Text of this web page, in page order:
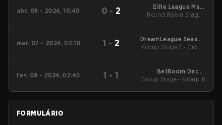
abr. 08 - 2024, 10:40 0 - 2
Elite League Main
Tournament
Round Robin Stage -
mar. 07 - 2024, 02:10 1 - 2
DreamLeague Season
22 Main Event
Group Stage 2 - Group
fev. 08 - 2024, 02:40 1 - 1
BetBoom Dacha
Dubai 2024 Main
Group Stage - Group B
FORMULÁRIO